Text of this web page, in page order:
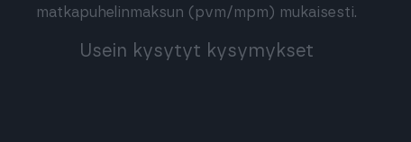
matkapuhelinmaksun (pvm/mpm) mukaisesti.
Usein kysytyt kysymykset